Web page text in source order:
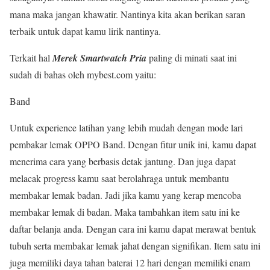
mana maka jangan khawatir. Nantinya kita akan berikan saran
terbaik untuk dapat kamu lirik nantinya.
Terkait hal Merek Smartwatch Priapaling di minati saat ini
sudah di bahas oleh mybest.com yaitu:
Band
Untuk experience latihan yang lebih mudah dengan mode lari
pembakar lemak OPPO Band. Dengan fitur unik ini, kamu dapat
menerima cara yang berbasis detak jantung. Dan juga dapat
melacak progress kamu saat berolahraga untuk membantu
membakar lemak badan. Jadi jika kamu yang kerap mencoba
membakar lemak di badan. Maka tambahkan item satu ini ke
daftar belanja anda. Dengan cara ini kamu dapat merawat bentuk
tubuh serta membakar lemak jahat dengan signifikan. Item satu ini
juga memiliki daya tahan baterai 12 hari dengan memiliki enam